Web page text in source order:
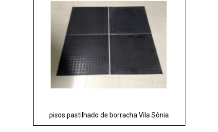
pisos pastilhado de borracha Vila Sônia